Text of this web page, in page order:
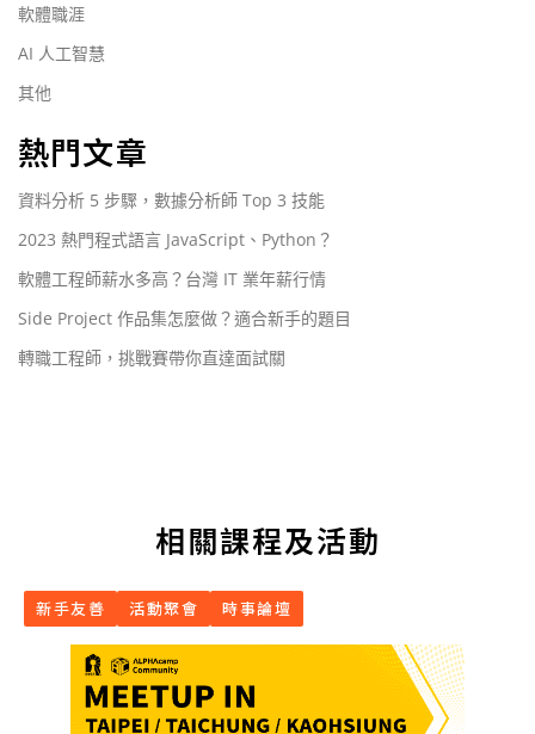
軟體職涯
AI 人工智慧
其他
熱門文章
資料分析 5 步驟，數據分析師 Top 3 技能
2023 熱門程式語言 JavaScript、Python？
軟體工程師薪水多高？台灣 IT 業年薪行情
Side Project 作品集怎麼做？適合新手的題目
轉職工程師，挑戰賽帶你直達面試關
相關課程及活動
新手友善 活動聚會 時事論壇